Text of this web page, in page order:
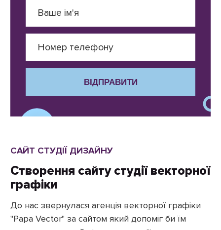
ВІДПРАВИТИ
САЙТ СТУДІЇ ДИЗАЙНУ
Створення сайту студії векторної
графіки
До нас звернулася агенція векторної графіки
"Papa Vector" за сайтом який допоміг би їм